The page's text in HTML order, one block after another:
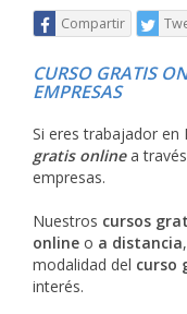
Compartir
CURSO GRATIS
EMPRESAS
Si eres trabajador en
gratis onlinea
empresas.
Nuestros cursos
online o a distancia
modalidad del curso
interés.